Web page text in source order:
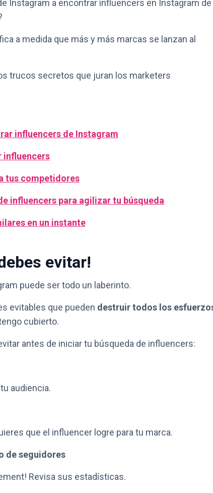
Instagram a encontrar influencers en Instagram de
a medida que más y más marcas se lanzan al
trucos secretos que juran los marketers
influencers de Instagram
influencers
tus competidores
influencers para agilizar tu búsqueda
en un instante
evitar!
puede ser todo un laberinto.
evitables que pueden destruir todos los
cubierto.
antes de iniciar tu búsqueda de influencers:
audiencia.
que el influencer logre para tu marca.
de seguidores
Revisa sus estadísticas.